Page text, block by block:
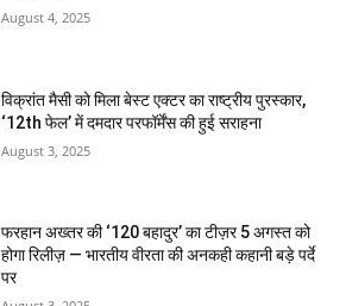
August 4, 2025
विक्रांत मैसी को मिला बेस्ट एक्टर का राष्ट्रीय पुरस्कार,
‘12th फेल’ में दमदार परफॉर्मेंस की हुई सराहना
August 3, 2025
फरहान अख्तर की ‘120 बहादुर’ का टीज़र 5 अगस्त को
होगा रिलीज़ — भारतीय वीरता की अनकही कहानी बड़े पर्दे
पर